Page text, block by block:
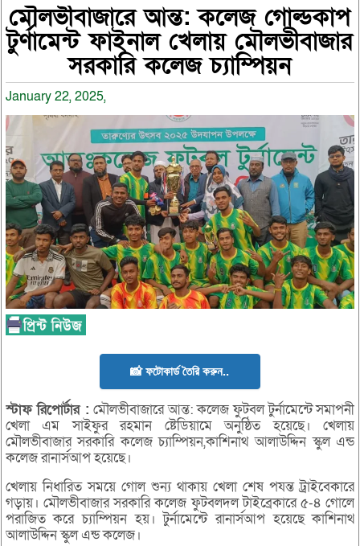
মৌলভীবাজারে আন্ত: কলেজ গোল্ডকাপ
টুর্ণামেন্ট ফাইনাল খেলায় মৌলভীবাজার
সরকারি কলেজ চ্যাম্পিয়ন
January 22, 2025,
📸 ফটোকার্ড তৈরি করুন..
স্টাফরিপোর্টার : মৌলভীবাজারে আন্ত: কলেজ ফুটবল টুর্নামেন্টে সমাপনী
খেলা এম সাইফুর রহমান ষ্টেডিয়ামে অনুষ্ঠিত হয়েছে। খেলায়
মৌলভীবাজার সরকারি কলেজ চ্যাম্পিয়ন,কাশিনাথ আলাউদ্দিন স্কুল এন্ড
কলেজ রানার্সআপ হয়েছে।
খেলায় নিধারিত সময়ে গোল শুন্য থাকায় খেলা শেষ পযন্ত ট্রাইবেকারে
গড়ায়। মৌলভীবাজার সরকারি কলেজ ফুটবলদল টাইব্রেকারে ৫-৪ গোলে
পরাজিত করে চ্যাম্পিয়ন হয়। টুর্নামেন্টে রানার্সআপ হয়েছে কাশিনাথ
আলাউদ্দিন স্কুল এন্ড কলেজ।